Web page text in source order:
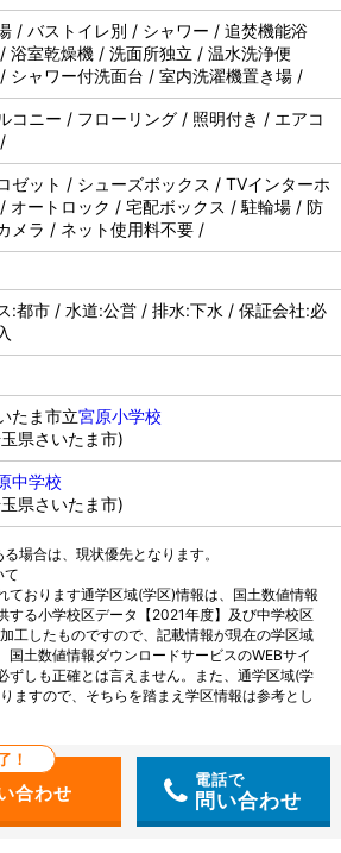
/ バストイレ別 / シャワー / 追焚機能浴
浴室乾燥機 / 洗面所独立 / 温水洗浄便
シャワー付洗面台 / 室内洗濯機置き場 /
コニー / フローリング / 照明付き / エアコ
ゼット / シューズボックス / TVインターホ
オートロック / 宅配ボックス / 駐輪場 / 防
メラ / ネット使用料不要 /
:都市 / 水道:公営 / 排水:下水 / 保証会社:必
たま市立宮原小学校
県さいたま市)
中学校
県さいたま市)
場合は、現状優先となります。
て
ております通学区域(学区)情報は、国土数値情報
する小学校区データ【2021年度】及び中学校区
工したものですので、記載情報が現在の学区域
国土数値情報ダウンロードサービスのWEBサイ
ずしも正確とは言えません。また、通学区域(学
ますので、そちらを踏まえ学区情報は参考とし
！
電話で
問い合わせ